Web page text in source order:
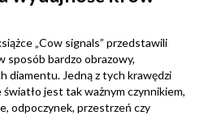
„Cow signals” przedstawili
bardzo obrazowy,
diamentu. Jedną z tych krawędzi
jest tak ważnym czynnikiem,
odpoczynek, przestrzeń czy